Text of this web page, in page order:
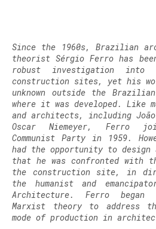
Since the 1960s, Brazilian
theorist Sérgio Ferro has
robust investigation into
construction sites, yet his
unknown outside the
where it was developed. Like
and architects, including
Oscar Niemeyer, Ferro
Communist Party in 1959.
had the opportunity to
that he was confronted
the construction site, in
the humanist and
Architecture. Ferro began
Marxist theory to address
mode of production in